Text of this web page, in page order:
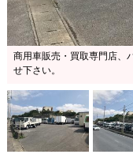
商用車販売・買取専門店、
せ下さい。